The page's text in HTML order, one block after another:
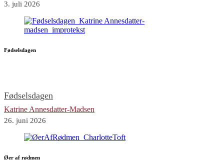
3. juli 2026
Fødselsdagen
Fødselsdagen
Katrine Annesdatter-Madsen
26. juni 2026
Øer af rødmen